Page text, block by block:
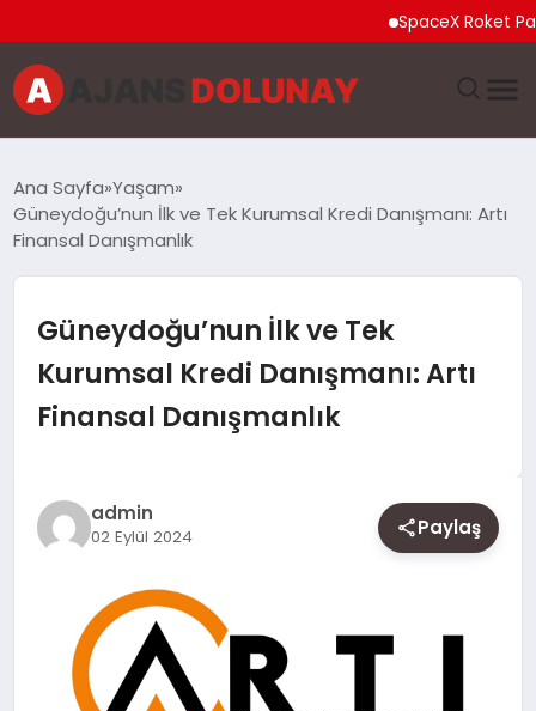
SpaceX Roket
EĞITIM
GÜNCEL
SAĞLIK
SPOR
Ana Sayfa Yaşam
Güneydoğu’nun İlk ve Tek Kurumsal Kredi Danışmanı: Artı
Finansal Danışmanlık
Güneydoğu’nun İlk ve Tek
Kurumsal Kredi Danışmanı: Artı
Finansal Danışmanlık
admin
02 Eylül 2024 Paylaş